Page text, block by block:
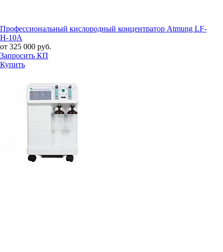
Профессиональный кислородный концентратор Atmung LF-
H-10A
от 325 000 руб.
Запросить КП
Купить